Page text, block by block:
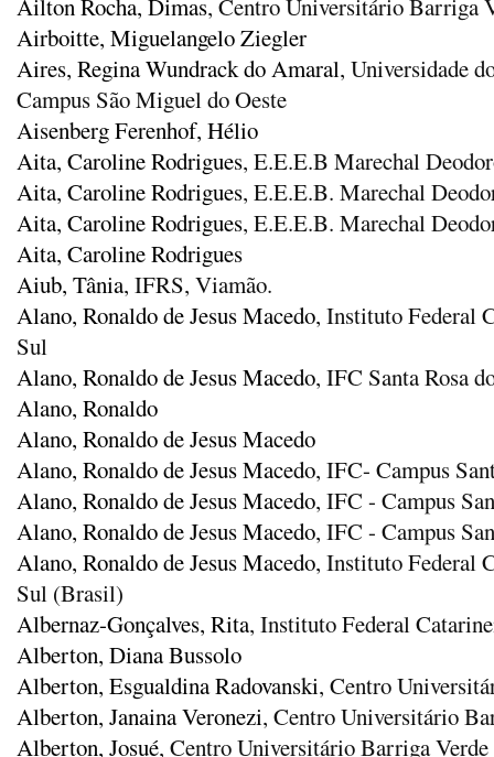
Ailton Rocha, Dimas, Centro Universitário Barriga
Airboitte, Miguelangelo Ziegler
Aires, Regina Wundrack do Amaral, Universidade
Campus São Miguel do Oeste
Aisenberg Ferenhof, Hélio
Aita, Caroline Rodrigues, E.E.E.B Marechal
Aita, Caroline Rodrigues, E.E.E.B. Marechal
Aita, Caroline Rodrigues, E.E.E.B. Marechal
Aita, Caroline Rodrigues
Aiub, Tânia, IFRS, Viamão.
Alano, Ronaldo de Jesus Macedo, Instituto Federal
Sul
Alano, Ronaldo de Jesus Macedo, IFC Santa Rosa
Alano, Ronaldo
Alano, Ronaldo de Jesus Macedo
Alano, Ronaldo de Jesus Macedo, IFC- Campus
Alano, Ronaldo de Jesus Macedo, IFC - Campus
Alano, Ronaldo de Jesus Macedo, IFC - Campus
Alano, Ronaldo de Jesus Macedo, Instituto Federal
Sul (Brasil)
Albernaz-Gonçalves, Rita, Instituto Federal
Alberton, Diana Bussolo
Alberton, Esgualdina Radovanski, Centro
Alberton, Janaina Veronezi, Centro Universitário
Alberton, Josué, Centro Universitário Barriga